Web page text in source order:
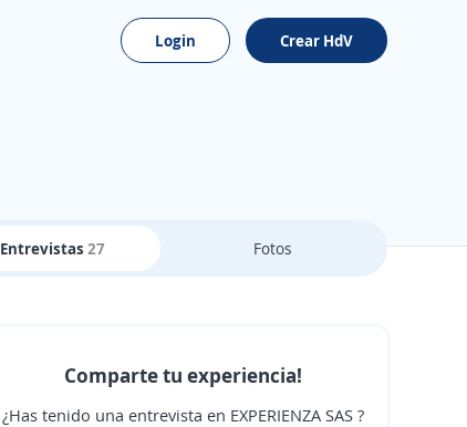
Login Crear HdV
Entrevistas 27 Fotos
Comparte tu experiencia!
¿Has tenido una entrevista en EXPERIENZA SAS ?